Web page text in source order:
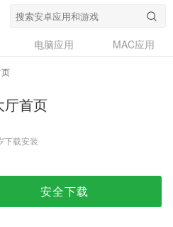
电脑应用
MAC应用
厅首页
下载安装
安全下载